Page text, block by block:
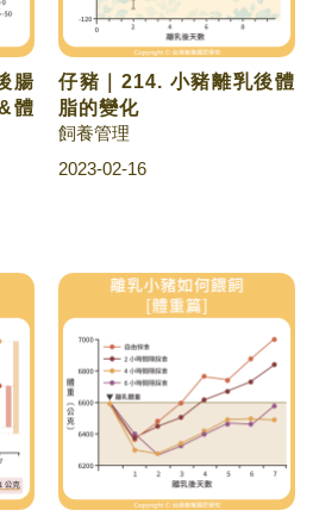
腸
體
仔豬｜214. 小豬離乳後體
脂的變化
飼養管理
2023-02-16